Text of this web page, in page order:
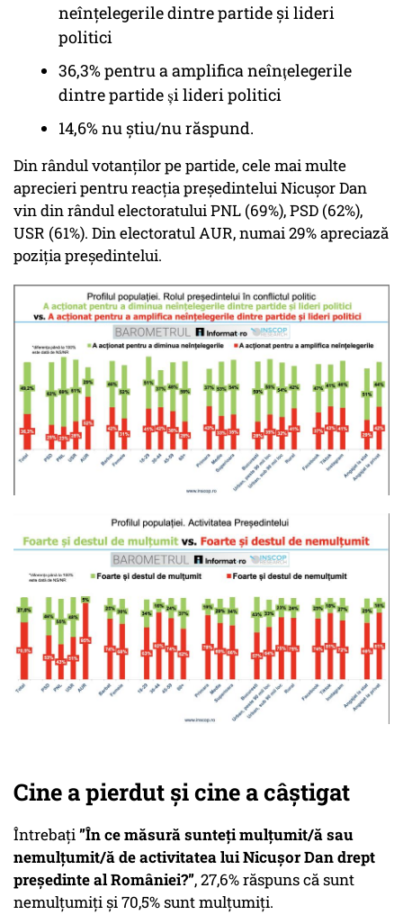
neînțelegerile dintre partide și lideri
politici
36,3% pentru a amplifica neînțelegerile
dintre partide și lideri politici
14,6% nu știu/nu răspund.
Din rândul votanților pe partide, cele mai multe
aprecieri pentru reacția președintelui Nicușor Dan
vin din rândul electoratului PNL (69%), PSD (62%),
USR (61%). Din electoratul AUR, numai 29% apreciază
poziția președintelui.
Cine a pierdut și cine a câștigat
Întrebați”În ce măsură sunteți mulțumit/ă sau
nemulțumit/ă de activitatea lui Nicușor Dan drept
președinte al României?”, 27,6% răspuns că sunt
nemulțumiți și 70,5% sunt mulțumiți.